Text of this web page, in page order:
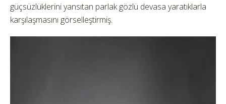
güçsüzlüklerini yansıtan parlak gözlü devasa yaratıklarla
karşılaşmasını görselleştirmiş.